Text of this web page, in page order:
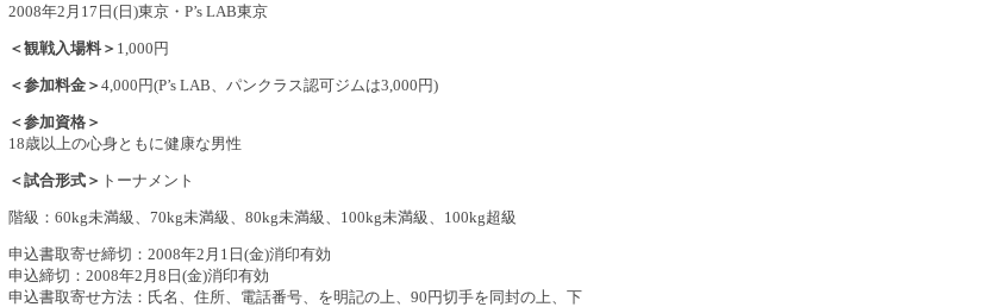
2008年2月17日(日)東京・P’s LAB東京
＜観戦入場料＞ 1,000円
＜参加料金＞ 4,000円(P’s LAB、パンクラス認可ジムは3,000円)
＜参加資格＞
18歳以上の心身ともに健康な男性
＜試合形式＞ トーナメント
階級：60kg未満級、70kg未満級、80kg未満級、100kg未満級、100kg超級
申込書取寄せ締切：2008年2月1日(金)消印有効
申込締切：2008年2月8日(金)消印有効
申込書取寄せ方法：氏名、住所、電話番号、を明記の上、90円切手を同封の上、下